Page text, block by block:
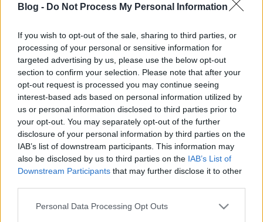
Blog - Do Not Process My Personal Information
If you wish to opt-out of the sale, sharing to third parties, or
processing of your personal or sensitive information for
targeted advertising by us, please use the below opt-out
section to confirm your selection. Please note that after your
opt-out request is processed you may continue seeing
interest-based ads based on personal information utilized by
us or personal information disclosed to third parties prior to
your opt-out. You may separately opt-out of the further
disclosure of your personal information by third parties on the
IAB’s list of downstream participants. This information may
also be disclosed by us to third parties on the IAB’s List of
Downstream Participants that may further disclose it to other
Please note that this website/app uses one or more Google
Personal Data Processing Opt Outs
személyesen, de egy exkluzív mix keretében, melyet
Recorderen és a Neston online rádión, február 26-án,
20.00 órakor. Ne maradj le!
Alan Wilder, aki 1982–1995 között volt aDepeche
Modetagja már az anyazenekar működése alatt
beindította Recoil nevű projektjét és kifejezetten
eklektikus elektronikus zenéi lemezen is
maradandóan bizonyították művészi tehetségét. A
Recoil már a születésének pillanatában inkább
audiovizuális élménynek számított, melyet a 2010-
ben Budapesten forgatottRecoil – A Strange Hour In
Alan Wilder producer társával, Paul Kendall-al